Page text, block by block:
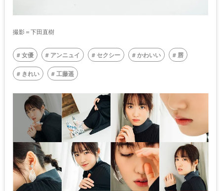
撮影＝下田直樹
女優 アンニュイ セクシー かわいい 唇
きれい 工藤遥